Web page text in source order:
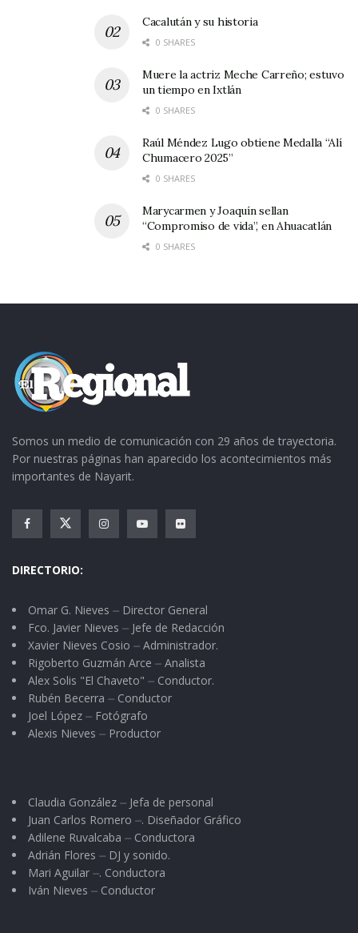
Cacalután y su historia
0 SHARES
Muere la actriz Meche Carreño; estuvo
un tiempo en Ixtlán
0 SHARES
Raúl Méndez Lugo obtiene Medalla “Alí
Chumacero 2025”
0 SHARES
Marycarmen y Joaquín sellan
“Compromiso de vida”, en Ahuacatlán
0 SHARES
Somos un medio de comunicación con 29 años de trayectoria.
Por nuestras páginas han aparecido los acontecimientos más
importantes de Nayarit.
DIRECTORIO:
Omar G. Nieves ⏤ Director General
Fco. Javier Nieves ⏤ Jefe de Redacción
Xavier Nieves Cosio ⏤ Administrador.
Rigoberto Guzmán Arce ⏤ Analista
Alex Solis "El Chaveto" ⏤ Conductor.
Rubén Becerra ⏤ Conductor
Joel López ⏤ Fotógrafo
Alexis Nieves ⏤ Productor
Claudia González ⏤ Jefa de personal
Juan Carlos Romero ⏤. Diseñador Gráfico
Adilene Ruvalcaba ⏤ Conductora
Adrián Flores ⏤ DJ y sonido.
Mari Aguilar ⏤. Conductora
Iván Nieves ⏤ Conductor